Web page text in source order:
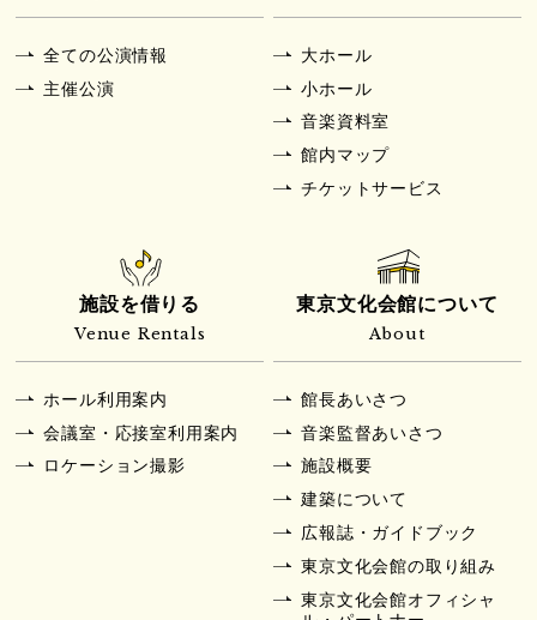
全ての公演情報
主催公演
大ホール
小ホール
音楽資料室
館内マップ
チケットサービス
施設を借りる
Venue Rentals
ホール利用案内
会議室・応接室利用案内
ロケーション撮影
東京文化会館について
About
館長あいさつ
音楽監督あいさつ
施設概要
建築について
広報誌・ガイドブック
東京文化会館の取り組み
東京文化会館オフィシャ